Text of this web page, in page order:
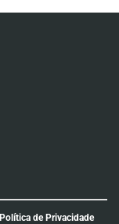
Política de Privacidade